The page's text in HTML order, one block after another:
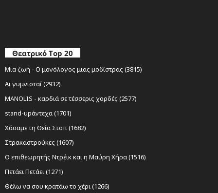
Θεατρικό Top 20
Μια ζωή - Ο μονόλογος μιας μοδίστρας (3815)
Αι γυμνισταί (2932)
MANOLIS - καρδιά σε τέσσερις χορδές (2577)
stand-upάντεχα (1701)
Χάσαμε τη Θεία Στοπ (1682)
Στρακαστρούκες (1607)
Ο επιθεωρητής Ντρέικ και η Μαύρη Χήρα (1516)
Πετάει Πετάει (1271)
Θέλω να σου κρατάω το χέρι (1266)